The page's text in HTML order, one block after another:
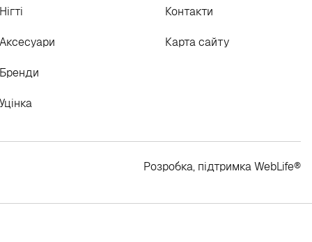
Нігті
Аксесуари
Бренди
Уцінка
Контакти
Карта сайту
Розробка, підтримкаWebLife®